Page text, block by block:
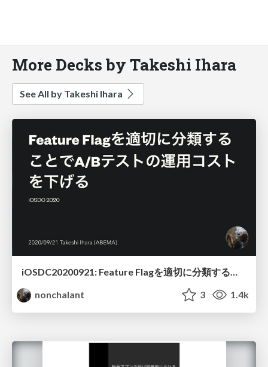
More Decks by Takeshi Ihara
See All by Takeshi Ihara
iOSDC20200921: Feature Flagを適切に分類することでA/Bテストの運用コストを下げる
nonchalant
3 1.4k